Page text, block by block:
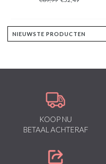
KOOP NU
BETAAL ACHTERAF